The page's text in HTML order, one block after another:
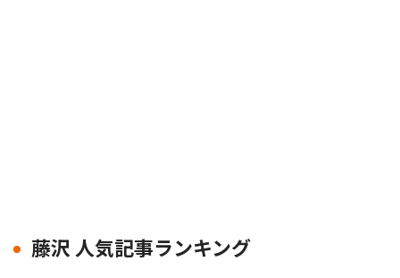
藤沢 人気記事ランキング